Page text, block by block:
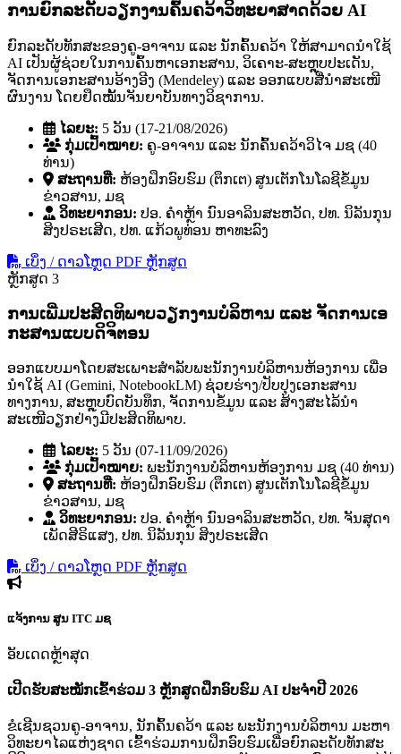
ການຍົກລະດັບວຽກງານຄົ້ນຄວ້າວິທະຍາສາດດ້ວຍ AI
ຍົກລະດັບທັກສະຂອງຄູ-ອາຈານ ແລະ ນັກຄົ້ນຄວ້າ ໃຫ້ສາມາດນໍາໃຊ້
AI ເປັນຜູ້ຊ່ວຍໃນການຄົ້ນຫາເອກະສານ, ວິເຄາະ-ສະຫຼຸບປະເດັນ,
ຈັດການເອກະສານອ້າງອີງ (Mendeley) ແລະ ອອກແບບສື່ນໍາສະເໜີ
ຜົນງານ ໂດຍຢຶດໝັ້ນຈັນຍາບັນທາງວິຊາການ.
ໄລຍະ: 5 ວັນ (17-21/08/2026)
ກຸ່ມເປົ້າໝາຍ: ຄູ-ອາຈານ ແລະ ນັກຄົ້ນຄວ້າວິໄຈ ມຊ (40
ທ່ານ)
ສະຖານທີ່: ຫ້ອງຝຶກອົບຮົມ (ຕຶກເຕ) ສູນເຕັກໂນໂລຊີຂໍ້ມູນ
ຂ່າວສານ, ມຊ
ວິທະຍາກອນ: ປອ. ຄໍາຫຼ້າ ນົນອາລິນສະຫວັດ, ປທ. ນິລັນກຸນ
ສິງປຣະເສີດ, ປທ. ແກ້ວພູທ່ອນ ຫາທະລົງ
ເບິ່ງ / ດາວໂຫຼດ PDF ຫຼັກສູດ
ຫຼັກສູດ 3
ການເພີ່ມປະສິດທິພາບວຽກງານບໍລິຫານ ແລະ ຈັດການເອ
ກະສານແບບດິຈິຕອນ
ອອກແບບມາໂດຍສະເພາະສຳລັບພະນັກງານບໍລິຫານຫ້ອງການ ເພື່ອ
ນຳໃຊ້ AI (Gemini, NotebookLM) ຊ່ວຍຮ່າງ/ປັບປຸງເອກະສານ
ທາງການ, ສະຫຼຸບບົດບັນທຶກ, ຈັດການຂໍ້ມູນ ແລະ ສ້າງສະໄລ້ນຳ
ສະເໜີວຽກຢ່າງມີປະສິດທິພາບ.
ໄລຍະ: 5 ວັນ (07-11/09/2026)
ກຸ່ມເປົ້າໝາຍ: ພະນັກງານບໍລິຫານຫ້ອງການ ມຊ (40 ທ່ານ)
ສະຖານທີ່: ຫ້ອງຝຶກອົບຮົມ (ຕຶກເຕ) ສູນເຕັກໂນໂລຊີຂໍ້ມູນ
ຂ່າວສານ, ມຊ
ວິທະຍາກອນ: ປອ. ຄໍາຫຼ້າ ນົນອາລິນສະຫວັດ, ປທ. ຈັນສຸດາ
ເພັດສີຣິແສງ, ປທ. ນິລັນກຸນ ສິງປຣະເສີດ
ເບິ່ງ / ດາວໂຫຼດ PDF ຫຼັກສູດ
ແຈ້ງການ ສູນ ITC ມຊ
ອັບເດດຫຼ້າສຸດ
ເປີດຮັບສະໝັກເຂົ້າຮ່ວມ 3 ຫຼັກສູດຝຶກອົບຮົມ AI ປະຈຳປີ 2026
ຂໍເຊີນຊວນຄູ-ອາຈານ, ນັກຄົ້ນຄວ້າ ແລະ ພະນັກງານບໍລິຫານ ມະຫາ
ວິທະຍາໄລແຫ່ງຊາດ ເຂົ້າຮ່ວມການຝຶກອົບຮົມເພື່ອຍົກລະດັບທັກສະ